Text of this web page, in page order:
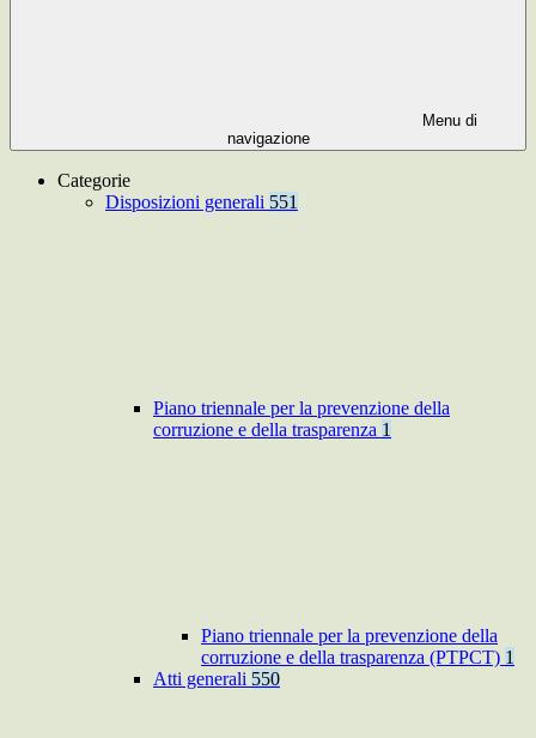
Menu di
navigazione
Categorie
Disposizioni generali 551
Piano triennale per la prevenzione della
corruzione e della trasparenza 1
Piano triennale per la prevenzione della
corruzione e della trasparenza (PTPCT) 1
Atti generali 550